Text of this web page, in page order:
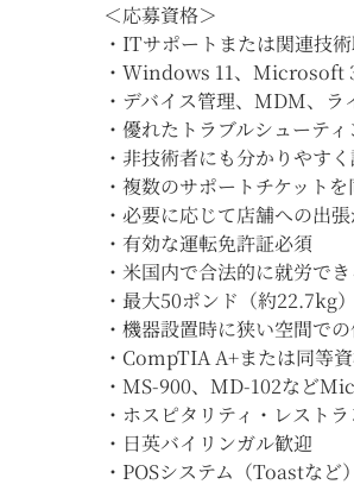
＜応募資格＞
・ITサポートまたは関連技
・Windows 11、Microsoft
・デバイス管理、MDM、
・優れたトラブルシューテ
・非技術者にも分かりやす
・複数のサポートチケット
・必要に応じて店舗への出
・有効な運転免許証必須
・米国内で合法的に就労で
・最大50ポンド（約22.7kg
・機器設置時に狭い空間で
・CompTIA A+または同等
・MS-900、MD-102など
・ホスピタリティ・レスト
・日英バイリンガル歓迎
・POSシステム（Toastなど